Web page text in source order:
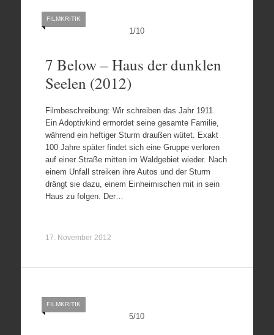
1/10
FILMKRITIK
7 Below – Haus der dunklen
Seelen (2012)
Filmbeschreibung: Wir schreiben das Jahr 1911.
Ein Adoptivkind ermordet seine gesamte Familie,
während ein heftiger Sturm draußen wütet. Exakt
100 Jahre später findet sich eine Gruppe verloren
auf einer Straße mitten im Waldgebiet wieder. Nach
einem Unfall streiken ihre Autos und der Sturm
drängt sie dazu, einem Einheimischen mit in sein
Haus zu folgen. Der…
17. November 2012
5/10
FILMKRITIK